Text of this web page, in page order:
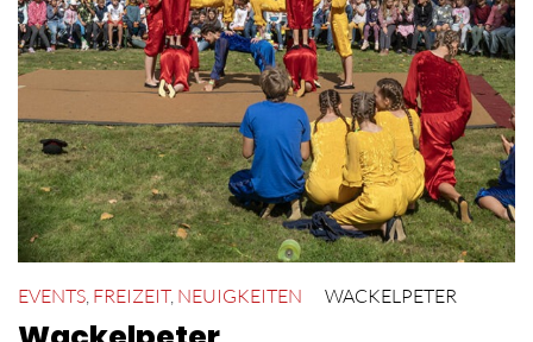
EVENTS FREIZEIT, NEUIGKEITEN WACKELPETER